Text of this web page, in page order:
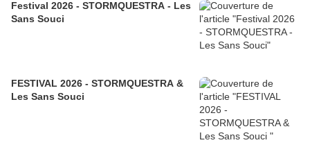
Festival 2026 - STORMQUESTRA - Les
Sans Souci
FESTIVAL 2026 - STORMQUESTRA &
Les Sans Souci